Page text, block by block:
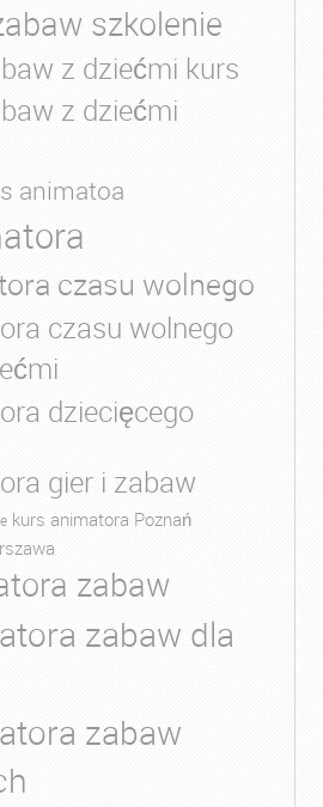
szkolenie
z dziećmi kurs
z dziećmi
animatoa
czasu wolnego
czasu wolnego
dziecięcego
gier i zabaw
kurs animatora Poznań
zabaw
zabaw dla
zabaw